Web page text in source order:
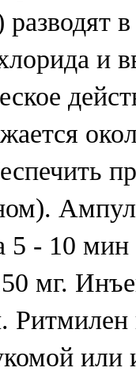
и
5 - 10
мг.